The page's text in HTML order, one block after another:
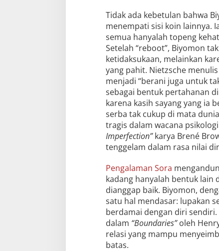
Tidak ada kebetulan bahwa
menempati sisi koin lainnya.
semua hanyalah topeng
Setelah “reboot”, Biyomon
ketidaksukaan, melainkan
yang pahit. Nietzsche
menjadi “berani juga untuk
sebagai bentuk pertahanan
karena kasih sayang yang ia
serba tak cukup di mata
tragis dalam wacana
Imperfection”karya Brené
tenggelam dalam rasa nilai
Pengalaman Sora
kadang hanyalah bentuk
dianggap baik. Biyomon,
satu hal mendasar: lupakan
berdamai dengan diri
dalam “Boundaries”oleh
relasi yang mampu
batas.